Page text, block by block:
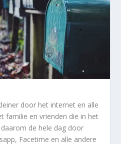
door het internet en alle
familie en vrienden die in het
de hele dag door
Facetime en alle andere